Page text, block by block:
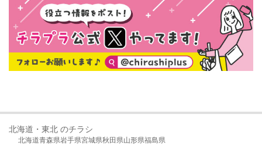
北海道・東北 のチラシ
北海道青森県岩手県宮城県秋田県山形県福島県